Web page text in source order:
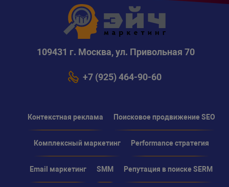
109431 г. Москва, ул. Привольная 70
+7 (925) 464-90-60
Контекстная реклама Поисковое продвижение SEO
Комплексный маркетинг Performance стратегия
Email маркетинг SMM Репутация в поиске SERM